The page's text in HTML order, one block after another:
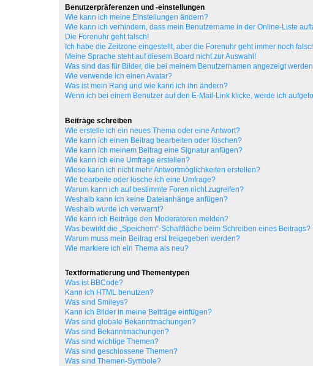
Benutzerpräferenzen und -einstellungen
Wie kann ich meine Einstellungen ändern?
Wie kann ich verhindern, dass mein Benutzername in der Online-Liste
Die Forenuhr geht falsch!
Ich habe die Zeitzone eingestellt, aber die Forenuhr geht immer noch
Meine Sprache steht auf diesem Board nicht zur Auswahl!
Was sind das für Bilder, die bei meinem Benutzernamen angezeigt
Wie verwende ich einen Avatar?
Was ist mein Rang und wie kann ich ihn ändern?
Wenn ich bei einem Benutzer auf den E-Mail-Link klicke, werde ich
Beiträge schreiben
Wie erstelle ich ein neues Thema oder eine Antwort?
Wie kann ich einen Beitrag bearbeiten oder löschen?
Wie kann ich meinem Beitrag eine Signatur anfügen?
Wie kann ich eine Umfrage erstellen?
Wieso kann ich nicht mehr Antwortmöglichkeiten erstellen?
Wie bearbeite oder lösche ich eine Umfrage?
Warum kann ich auf bestimmte Foren nicht zugreifen?
Weshalb kann ich keine Dateianhänge anfügen?
Weshalb wurde ich verwarnt?
Wie kann ich Beiträge den Moderatoren melden?
Was bewirkt die „Speichern“-Schaltfläche beim Schreiben eines Beitrags?
Warum muss mein Beitrag erst freigegeben werden?
Wie markiere ich ein Thema als neu?
Textformatierung und Thementypen
Was ist BBCode?
Kann ich HTML benutzen?
Was sind Smileys?
Kann ich Bilder in meine Beiträge einfügen?
Was sind globale Bekanntmachungen?
Was sind Bekanntmachungen?
Was sind wichtige Themen?
Was sind geschlossene Themen?
Was sind Themen-Symbole?